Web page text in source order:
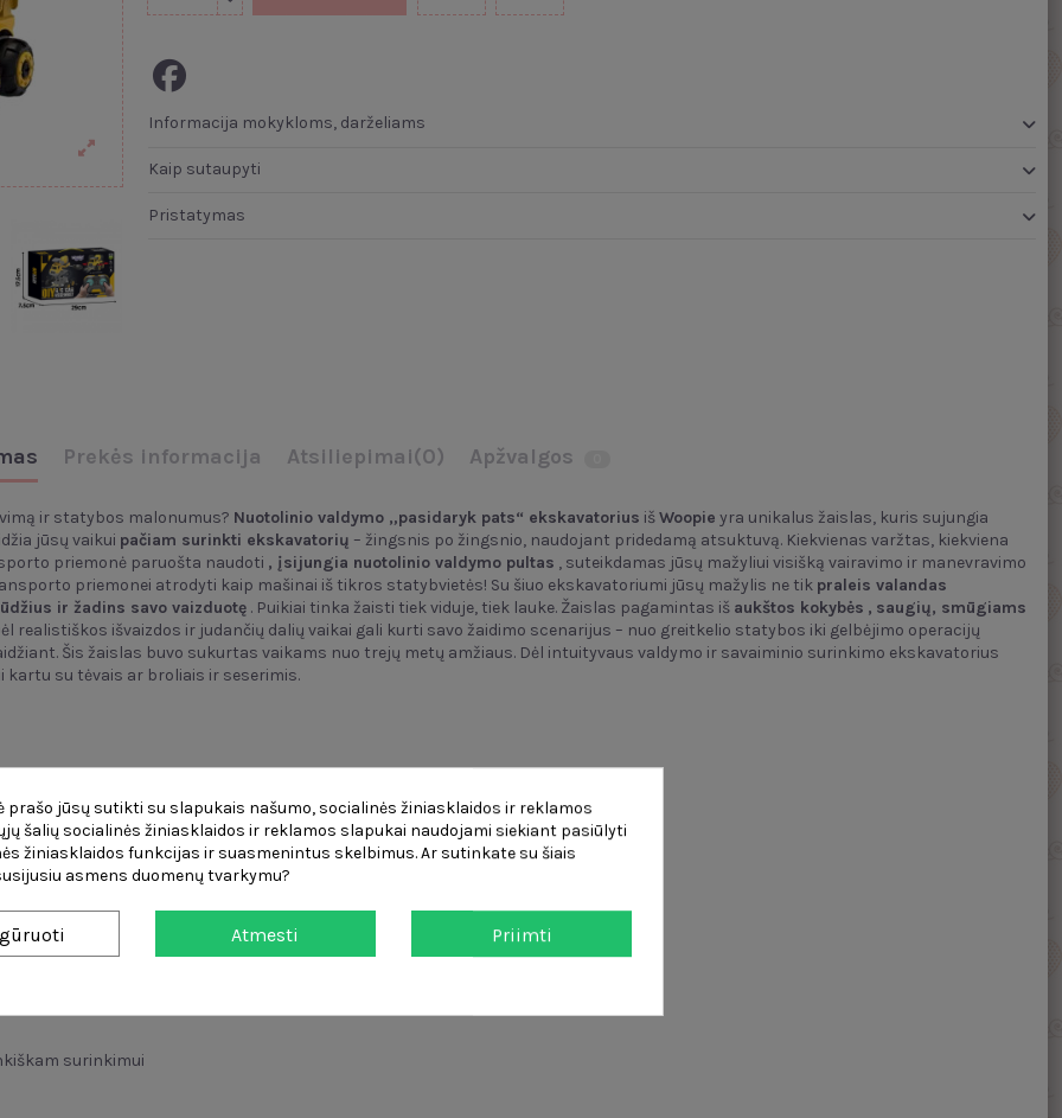
Informacija mokykloms, darželiams
Kaip sutaupyti
Pristatymas
Prekės informacija Atsiliepimai(0) Apžvalgos
ir statybos malonumus? Nuotolinio valdymo „pasidaryk pats“ ekskavatorius išWoopie yra unikalus žaislas, kuris sujungia
jūsų vaikui pačiam surinkti ekskavatorių – žingsnis po žingsnio, naudojant pridedamą atsuktuvą. Kiekvienas varžtas, kiekviena
priemonė paruošta naudoti , įsijungia nuotolinio valdymo pultas , suteikdamas jūsų mažyliui visišką vairavimo ir manevravimo
priemonei atrodyti kaip mašinai iš tikros statybvietės! Su šiuo ekskavatoriumi jūsų mažylis ne tik praleis valandas
ir žadins savo vaizduotę. Puikiai tinka žaisti tiek viduje, tiek lauke. Žaislas pagamintas iš aukštos kokybės , saugių, smūgiams
realistiškos išvaizdos ir judančių dalių vaikai gali kurti savo žaidimo scenarijus – nuo greitkelio statybos iki gelbėjimo operacijų
Šis žaislas buvo sukurtas vaikams nuo trejų metų amžiaus. Dėl intuityvaus valdymo ir savaiminio surinkimo ekskavatorius
kartu su tėvais ar broliais ir seserimis.
pirmyn, atgal, posūkis į kairę, posūkis į dešinę ir360° sukimasis vietoje
pritraukia dėmesį ir paįvairina linksmybes
atsparaus ABS plastiko
daug kartų skirtingais būdais
manevringumas ant įvairių paviršių
surinkimui
prašo jūsų sutikti su slapukais našumo, socialinės žiniasklaidos ir reklamos
šalių socialinės žiniasklaidos ir reklamos slapukai naudojami siekiant pasiūlyti
žiniasklaidos funkcijas ir suasmenintus skelbimus. Ar sutinkate su šiais
asmens duomenų tvarkymu?
Atmesti Priimti